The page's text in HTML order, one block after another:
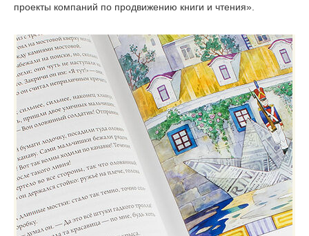
проекты компаний по продвижению книги и чтения».